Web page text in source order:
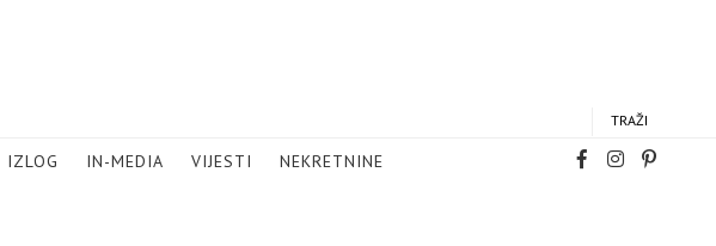
TRAŽI
IZLOG IN-MEDIA VIJESTI NEKRETNINE